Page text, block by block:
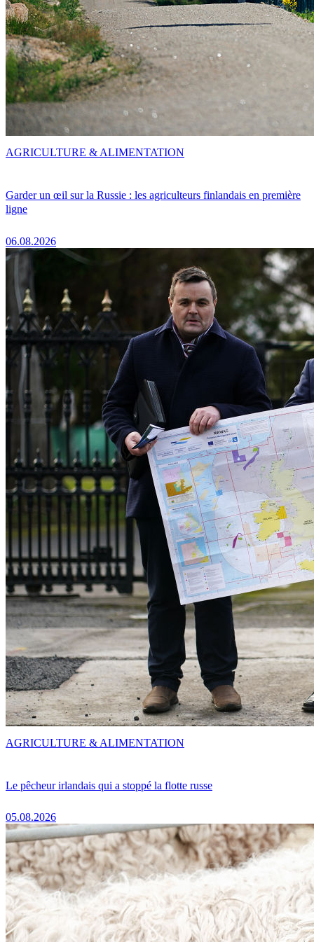
Garder un œil sur la Russie : les agriculteurs finlandais en première
ligne
06.08.2026
AGRICULTURE & ALIMENTATION
Le pêcheur irlandais qui a stoppé la flotte russe
05.08.2026
AGRICULTURE & ALIMENTATION